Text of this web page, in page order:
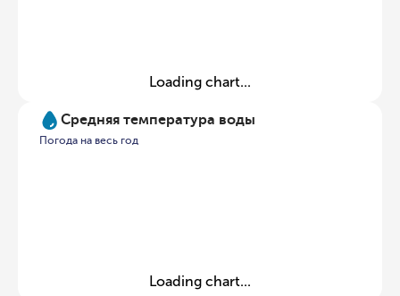
Loading chart...
Средняя температура воды
Погода на весь год
Loading chart...